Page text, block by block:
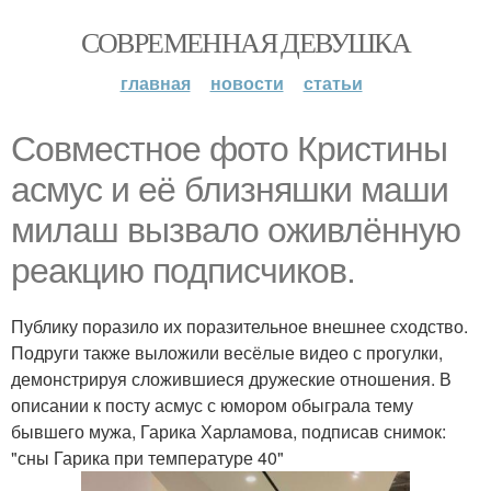
СОВРЕМЕННАЯ ДЕВУШКА
главная новости статьи
Совместное фото Кристины
асмус и её близняшки маши
милаш вызвало оживлённую
реакцию подписчиков.
Публику поразило их поразительное внешнее сходство.
Подруги также выложили весёлые видео с прогулки,
демонстрируя сложившиеся дружеские отношения. В
описании к посту асмус с юмором обыграла тему
бывшего мужа, Гарика Харламова, подписав снимок:
"сны Гарика при температуре 40"